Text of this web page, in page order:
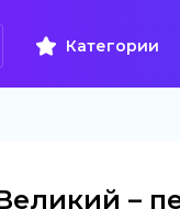
Категории
–